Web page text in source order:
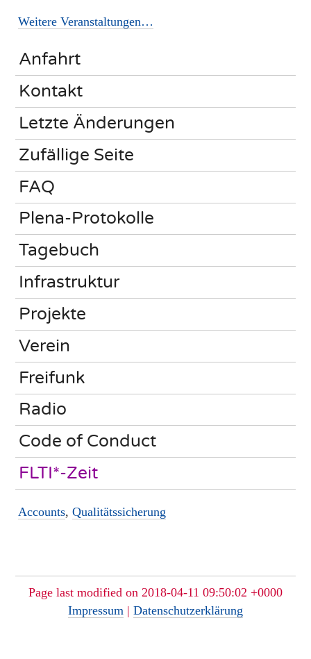
Weitere Veranstaltungen…
Anfahrt
Kontakt
Letzte Änderungen
Zufällige Seite
FAQ
Plena-Protokolle
Tagebuch
Infrastruktur
Projekte
Verein
Freifunk
Radio
Code of Conduct
FLTI*-Zeit
Accounts, Qualitätssicherung
Page last modified on 2018-04-11 09:50:02 +0000
Impressum | Datenschutzerklärung